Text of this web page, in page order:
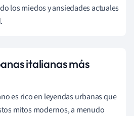
los miedos y ansiedades actuales
italianas más
es rico en leyendas urbanas que
mitos modernos, a menudo